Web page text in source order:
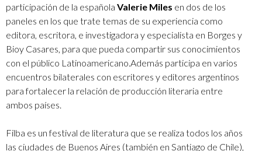
participación de la española Valerie Miles en dos de los
paneles en los que trate temas de su experiencia como
editora, escritora, e investigadora y especialista en Borges y
Bioy Casares, para que pueda compartir sus conocimientos
con el público Latinoamericano.Además participa en varios
encuentros bilaterales con escritores y editores argentinos
para fortalecer la relación de producción literaria entre
ambos países.
Filba es un festival de literatura que se realiza todos los años
las ciudades de Buenos Aires (también en Santiago de Chile),